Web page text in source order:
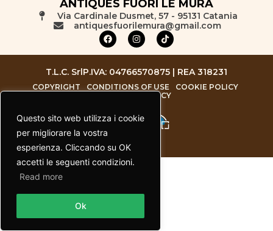
Questo sito web utilizza i cookie
per migliorare la vostra
esperienza. Cliccando su OK
accetti le seguenti condizioni.
Read more
Ok
ANTIQUES FUORI LE MURA
Via Cardinale Dusmet, 57 - 95131 Catania
antiquesfuorilemura@gmail.com
T.L.C. SrlP.IVA: 04766570875 | REA 318231
COPYRIGHT CONDITIONS OF USE
COOKIE POLICY
PRIVACY POLICY